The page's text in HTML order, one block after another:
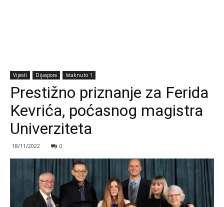
Vijesti Dijaspora Istaknuto 1
Prestižno priznanje za Ferida
Kevrića, poćasnog magistra
Univerziteta
18/11/2022 0